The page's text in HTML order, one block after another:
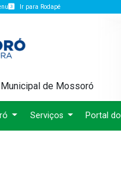
Ir para Rodapé
de Mossoró
Serviços Portal